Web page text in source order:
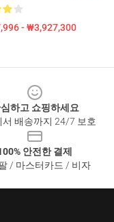
- ₩3,927,300
하고 쇼핑하세요
서 배송까지 24/7 보호
안전한 결제
/ 마스터카드 / 비자